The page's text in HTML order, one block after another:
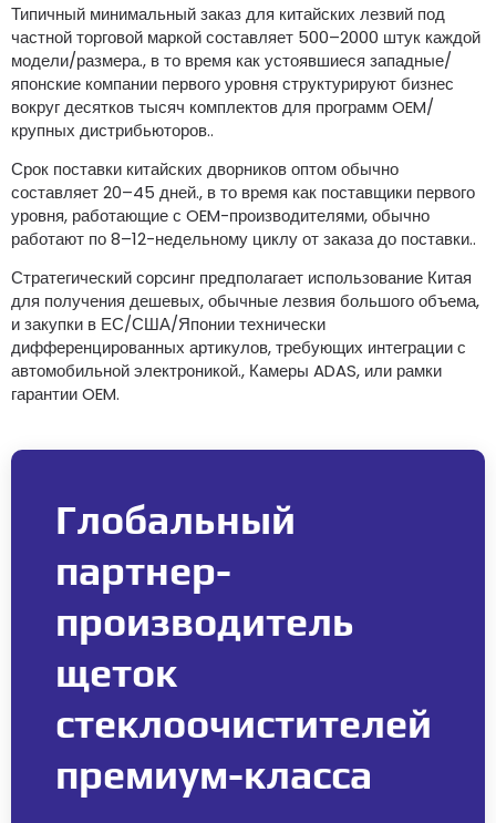
Типичный минимальный заказ для китайских лезвий под
частной торговой маркой составляет 500–2000 штук каждой
модели/размера., в то время как устоявшиеся западные/
японские компании первого уровня структурируют бизнес
вокруг десятков тысяч комплектов для программ OEM/
крупных дистрибьюторов..
Срок поставки китайских дворников оптом обычно
составляет 20–45 дней., в то время как поставщики первого
уровня, работающие с OEM-производителями, обычно
работают по 8–12-недельному циклу от заказа до поставки..
Стратегический сорсинг предполагает использование Китая
для получения дешевых, обычные лезвия большого объема,
и закупки в ЕС/США/Японии технически
дифференцированных артикулов, требующих интеграции с
автомобильной электроникой., Камеры ADAS, или рамки
гарантии OEM.
Глобальный
партнер-
производитель
щеток
стеклоочистителей
премиум-класса